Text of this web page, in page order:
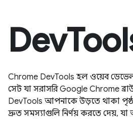
Chrome DevTools হল ওয়েব
সেট যা সরাসরি Google Chrome
DevTools আপনাকে উড়তে থাকা
দ্রুত সমস্যাগুলি নির্ণয় করতে দেয়,